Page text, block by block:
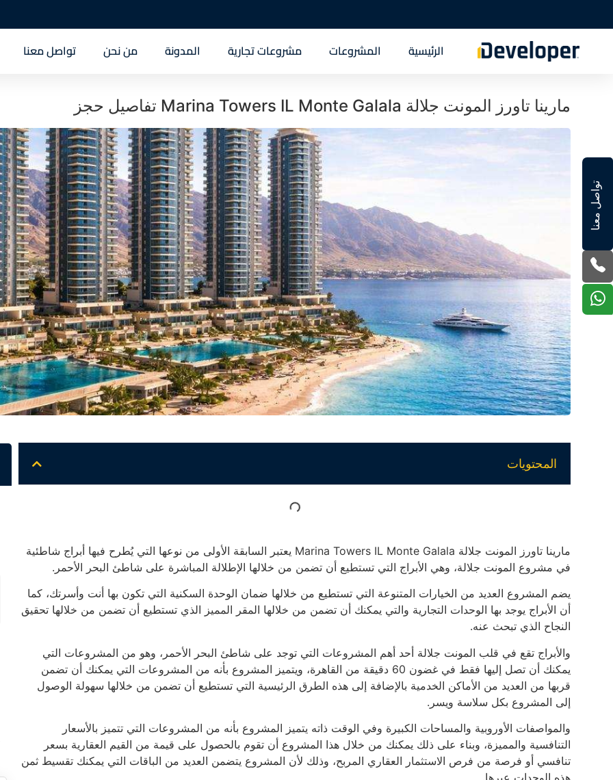
الرئيسية المشروعات مشروعات تجارية المدونة من نحن تواصل معنا
مارينا تاورز المونت جلالة Marina Towers IL Monte Galala تفاصيل حجز
تواصل معنا
المحتويات
مارينا تاورز المونت جلالة Marina Towers IL Monte Galala يعتبر السابقة الأولى من نوعها التي يُطرح فيها أبراج شاطئية
في مشروع المونت جلالة، وهي الأبراج التي تستطيع أن تضمن من خلالها الإطلالة المباشرة على شاطئ البحر الأحمر.
يضم المشروع العديد من الخيارات المتنوعة التي تستطيع من خلالها ضمان الوحدة السكنية التي تكون بها أنت وأسرتك، كما
أن الأبراج يوجد بها الوحدات التجارية والتي يمكنك أن تضمن من خلالها المقر المميز الذي تستطيع أن تضمن من خلالها تحقيق
النجاح الذي تبحث عنه.
والأبراج تقع في قلب المونت جلالة أحد أهم المشروعات التي توجد على شاطئ البحر الأحمر، وهو من المشروعات التي
يمكنك أن تصل إليها فقط في غضون 60 دقيقة من القاهرة، ويتميز المشروع بأنه من المشروعات التي يمكنك أن تضمن
قربها من العديد من الأماكن الخدمية بالإضافة إلى هذه الطرق الرئيسية التي تستطيع أن تضمن من خلالها سهولة الوصول
إلى المشروع بكل سلاسة ويسر.
والمواصفات الأوروبية والمساحات الكبيرة وفي الوقت ذاته يتميز المشروع بأنه من المشروعات التي تتميز بالأسعار
التنافسية والمميزة، وبناء على ذلك يمكنك من خلال هذا المشروع أن تقوم بالحصول على قيمة من القيم العقارية بسعر
تنافسي أو فرصة من فرص الاستثمار العقاري المربح، وذلك لأن المشروع يتضمن العديد من الباقات التي يمكنك تقسيط ثمن